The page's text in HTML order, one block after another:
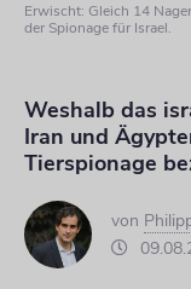
Erwischt: Gleich 14
der Spionage für Israel.
Weshalb das
Iran und
Tierspionage
von